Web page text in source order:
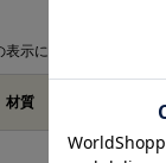
示になります。 ※下
材質